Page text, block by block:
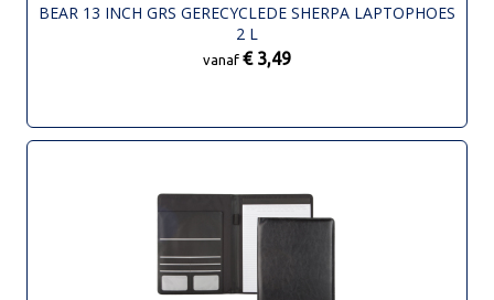
BEAR 13 INCH GRS GERECYCLEDE SHERPA LAPTOPHOES
2 L
vanaf € 3,49